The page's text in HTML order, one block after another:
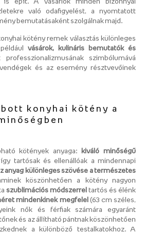
való odafigyelést, a nyomtatott
bemutatásaként szolgálnak majd.
kötény remek választás különleges
vásárok, kulináris bemutatók és
szimbólumává
és az esemény résztvevőinek
konyhai kötény a
kötények anyaga:
kiváló minőségű
tartósak és ellenállóak a mindennapi
anyag különleges szövése a természetes
köszönhetően a kötény nagyon
szublimációs módszerrel tartós és élénk
mindenkinek megfelel (63 cm széles,
nők és férfiak számára egyaránt
és az állítható pántnak köszönhetően
a különböző testalkatokhoz. A